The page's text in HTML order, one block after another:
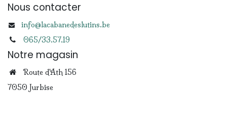
Nous contacter
info@lacabanedeslutins.be
065/33.57.19
Notre magasin
Route d'Ath 156
7050 Jurbise